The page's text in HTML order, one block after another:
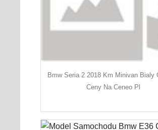
Bmw Seria 2 2018 Km Minivan Bialy
Ceny Na Ceneo Pl